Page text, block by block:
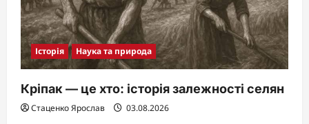
Історія Наука та природа
Кріпак — це хто: історія залежності селян
Стаценко Ярослав 03.08.2026